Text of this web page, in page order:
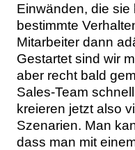
Einwänden, die
bestimmte
Mitarbeiter dann
Gestartet sind wir
aber recht bald
Sales-Team
kreieren jetzt also
Szenarien. Man
dass man mit